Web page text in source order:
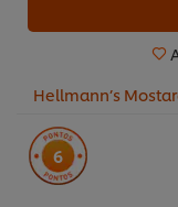
Hellmann’s
6